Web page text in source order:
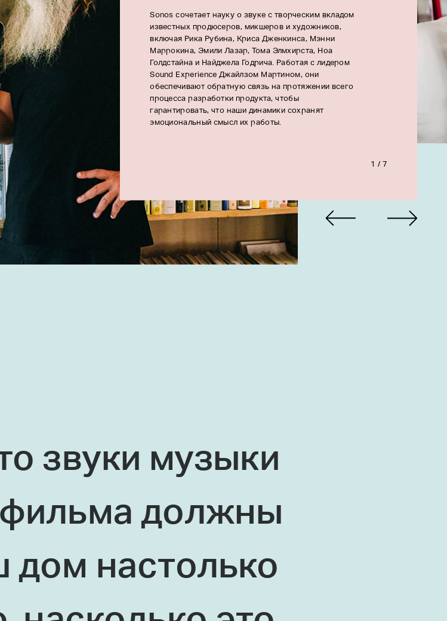
Sonos сочетает науку о звуке с творческим вкладом
известных продюсеров, микшеров и художников,
включая Рика Рубина, Криса Дженкинса, Мэнни
Маррокина, Эмили Лазар, Тома Элмхирста, Ноа
Голдстайна и Найджела Годрича. Работая с лидером
Sound Experience Джайлзом Мартином, они
обеспечивают обратную связь на протяжении всего
процесса разработки продукта, чтобы
гарантировать, что наши динамики сохранят
эмоциональный смысл их работы.
1 / 7
звуки музыки
должны
настолько